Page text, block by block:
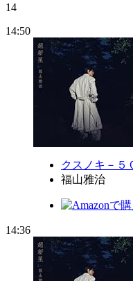
14
14:50
クスノキ－５
福山雅治
14:36